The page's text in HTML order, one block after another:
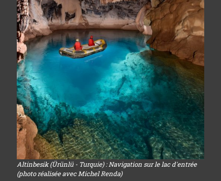
Altinbesik (Ürünlü - Turquie) : Navigation sur le lac d'entrée
(photo réalisée avec Michel Renda)